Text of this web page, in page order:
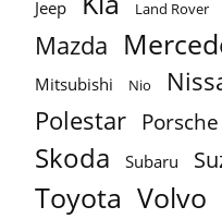
Jeep Land Rover
Mazda
Mitsubishi Nio
Polestar Porsche
Skoda Subaru
Toyota Volvo